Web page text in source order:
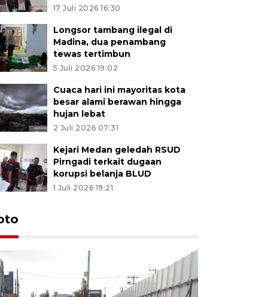
17 Juli 2026 16:30
Longsor tambang ilegal di
Madina, dua penambang
tewas tertimbun
5 Juli 2026 19:02
Cuaca hari ini mayoritas kota
besar alami berawan hingga
hujan lebat
2 Juli 2026 07:31
Kejari Medan geledah RSUD
Pirngadi terkait dugaan
korupsi belanja BLUD
1 Juli 2026 19:21